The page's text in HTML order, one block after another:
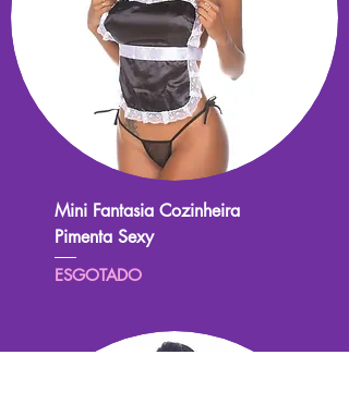
Mini Fantasia Cozinheira
Pimenta Sexy
ESGOTADO